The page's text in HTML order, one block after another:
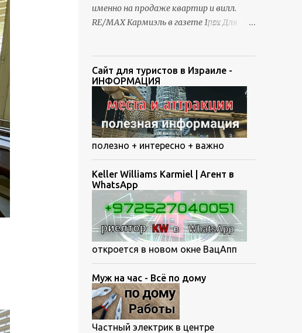
именно на продаже квартир и вилл.
RE/MAX Кармиэль в газете צפון1 Для
работу с каждым клиентом. Ведь
приобретение нового Дома – дело очень
важное, волнующее и непростое.
Сайт для туристов в Израиле -
ИНФОРМАЦИЯ
полезно + интересно + важно
Keller Williams Karmiel | Агент в
WhatsApp
откроется в новом окне ВацАпп
Муж на час - Всё по дому
Частный электрик в центре